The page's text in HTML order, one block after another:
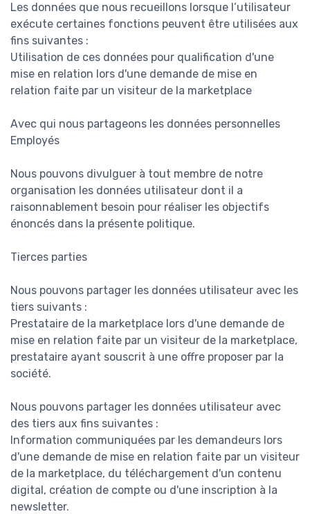
Les données que nous recueillons lorsque l’utilisateur
exécute certaines fonctions peuvent être utilisées aux
fins suivantes :
Utilisation de ces données pour qualification d'une
mise en relation lors d'une demande de mise en
relation faite par un visiteur de la marketplace
Avec qui nous partageons les données personnelles
Employés
Nous pouvons divulguer à tout membre de notre
organisation les données utilisateur dont il a
raisonnablement besoin pour réaliser les objectifs
énoncés dans la présente politique.
Tierces parties
Nous pouvons partager les données utilisateur avec les
tiers suivants :
Prestataire de la marketplace lors d'une demande de
mise en relation faite par un visiteur de la marketplace,
prestataire ayant souscrit à une offre proposer par la
société.
Nous pouvons partager les données utilisateur avec
des tiers aux fins suivantes :
Information communiquées par les demandeurs lors
d'une demande de mise en relation faite par un visiteur
de la marketplace, du téléchargement d'un contenu
digital, création de compte ou d'une inscription à la
newsletter.